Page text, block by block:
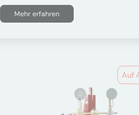
Mehr erfahren
Auf